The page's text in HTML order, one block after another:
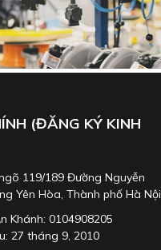
(ĐĂNG KÝ KINH
119/189 Đường Nguyễn
Yên Hòa, Thành phố Hà Nội
Khánh: 0104908205
27 tháng 9, 2010